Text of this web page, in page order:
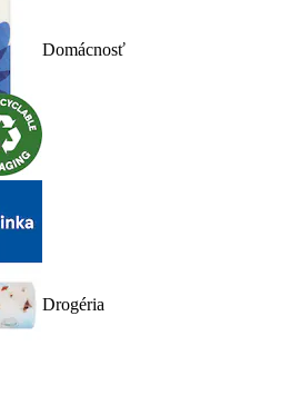
Domácnosť
Drogéria